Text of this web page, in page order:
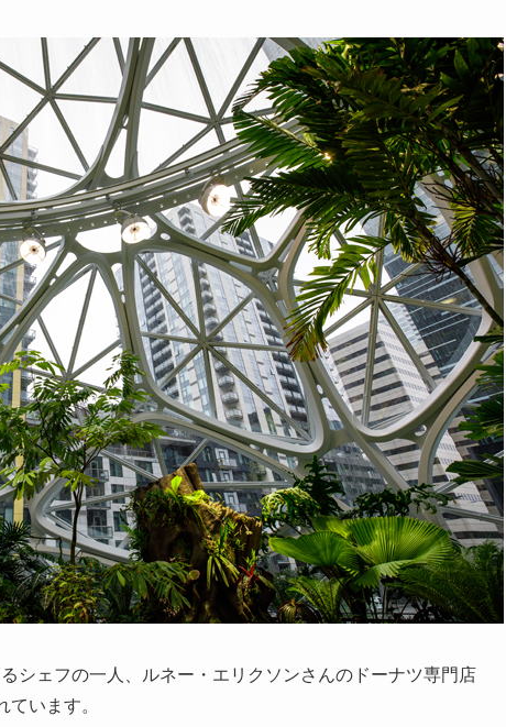
シェフの一人、ルネー・エリクソンさんのドーナツ専門店
います。